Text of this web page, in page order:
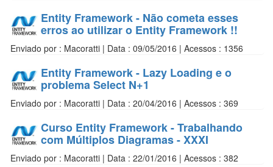
Entity Framework - Não cometa esses
erros ao utilizar o Entity Framework !!
Enviado por : Macoratti | Data : 09/05/2016 | Acessos : 1356
Entity Framework - Lazy Loading e o
problema Select N+1
Enviado por : Macoratti | Data : 20/04/2016 | Acessos : 369
Curso Entity Framework - Trabalhando
com Múltiplos Diagramas - XXXI
Enviado por : Macoratti | Data : 22/01/2016 | Acessos : 382